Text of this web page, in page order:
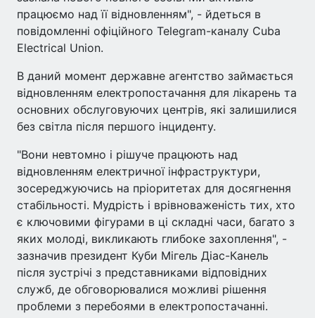
працюємо над її відновленням", - йдеться в
повідомленні офіційного Telegram-каналу Cuba
Electrical Union.
В даний момент державне агентство займається
відновленням електропостачання для лікарень та
основних обслуговуючих центрів, які залишилися
без світла після першого інциденту.
"Вони невтомно і рішуче працюють над
відновленням електричної інфраструктури,
зосереджуючись на пріоритетах для досягнення
стабільності. Мудрість і врівноваженість тих, хто
є ключовими фігурами в ці складні часи, багато з
яких молоді, викликають глибоке захоплення", -
зазначив президент Куби Мігель Діас-Канель
після зустрічі з представниками відповідних
служб, де обговорювалися можливі рішення
проблеми з перебоями в електропостачанні.